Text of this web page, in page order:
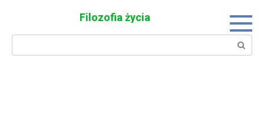
Filozofia życia
Search: